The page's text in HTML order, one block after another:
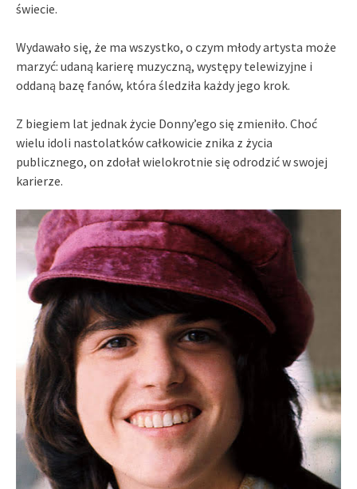
świecie.
Wydawało się, że ma wszystko, o czym młody artysta może
marzyć: udaną karierę muzyczną, występy telewizyjne i
oddaną bazę fanów, która śledziła każdy jego krok.
Z biegiem lat jednak życie Donny’ego się zmieniło. Choć
wielu idoli nastolatków całkowicie znika z życia
publicznego, on zdołał wielokrotnie się odrodzić w swojej
karierze.